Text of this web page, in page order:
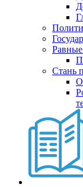
Стань